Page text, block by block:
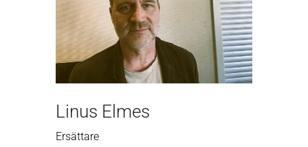
Linus Elmes
Ersättare